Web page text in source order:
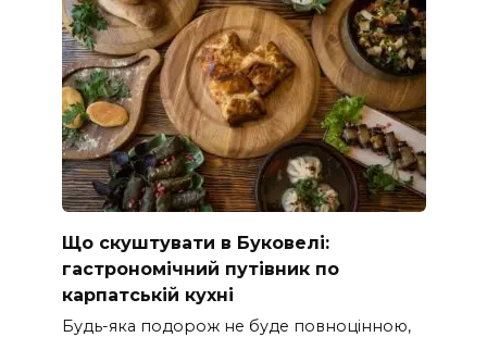
Що скуштувати в Буковелі:
гастрономічний путівник по
карпатській кухні
Будь-яка подорож не буде повноцінною,